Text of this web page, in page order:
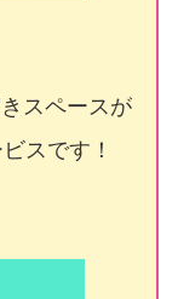
スペースが
スです！